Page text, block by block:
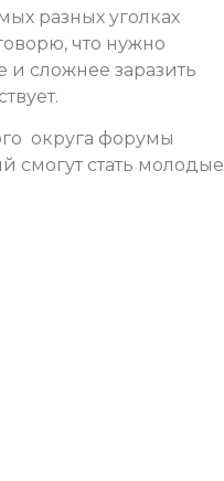
разных уголках
что нужно
и сложнее заразить
округа форумы
смогут стать молодые